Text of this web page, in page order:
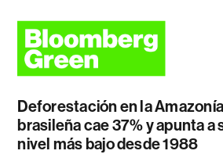
Deforestación en la Amazonía
brasileña cae 37% y apunta a
nivel más bajo desde 1988